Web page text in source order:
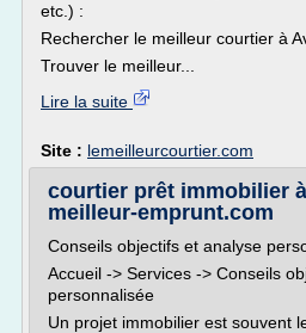
etc.) :
Rechercher le meilleur courtier à
Trouver le meilleur...
Lire la suite
Site : lemeilleurcourtier.com
courtier prêt immobilier
meilleur-emprunt.com
Conseils objectifs et analyse
Accueil -> Services -> Conseils
personnalisée
Un projet immobilier est souvent